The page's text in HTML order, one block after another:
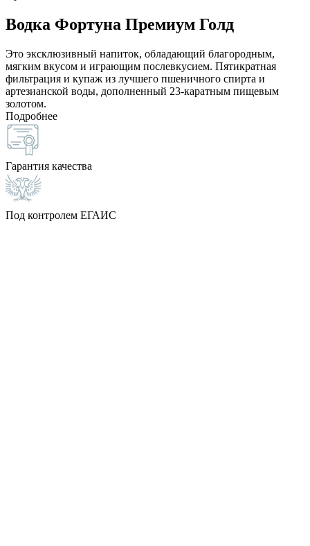
Водка Фортуна Премиум Голд
Это эксклюзивный напиток, обладающий благородным,
мягким вкусом и играющим послевкусием. Пятикратная
фильтрация и купаж из лучшего пшеничного спирта и
артезианской воды, дополненный 23-каратным пищевым
золотом.
Подробнее
Гарантия качества
Под контролем ЕГАИС